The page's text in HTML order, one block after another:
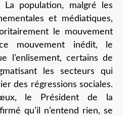
population, malgré les
et médiatiques,
le mouvement
mouvement inédit, le
l’enlisement, certains de
les secteurs qui
des régressions sociales.
le Président de la
qu’il n’entend rien, se